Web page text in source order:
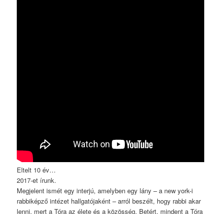
Eltelt 10 év…
2017-et írunk.
Megjelent ismét egy interjú, amelyben egy lány – a new york-i
rabbiképző intézet hallgatójaként – arról beszélt, hogy rabbi akar
lenni, mert a Tóra az élete és a közösség. Betért, mindent a Tóra